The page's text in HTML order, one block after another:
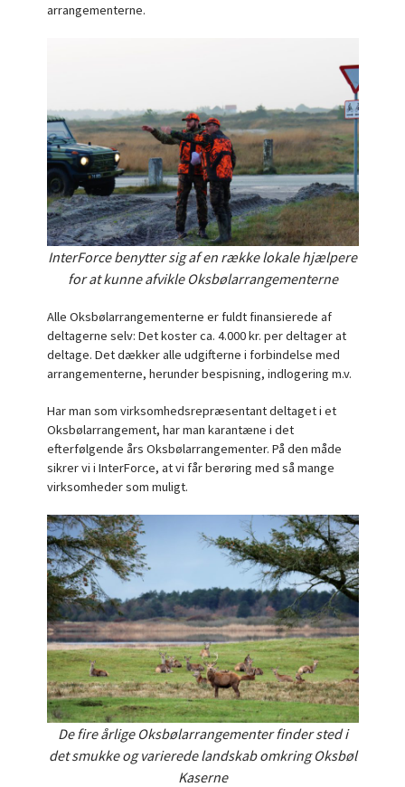
arrangementerne.
InterForce benytter sig af en række lokale hjælpere
for at kunne afvikle Oksbølarrangementerne
Alle Oksbølarrangementerne er fuldt finansierede af
deltagerne selv: Det koster ca. 4.000 kr. per deltager at
deltage. Det dækker alle udgifterne i forbindelse med
arrangementerne, herunder bespisning, indlogering m.v.
Har man som virksomhedsrepræsentant deltaget i et
Oksbølarrangement, har man karantæne i det
efterfølgende års Oksbølarrangementer. På den måde
sikrer vi i InterForce, at vi får berøring med så mange
virksomheder som muligt.
De fire årlige Oksbølarrangementer finder sted i
det smukke og varierede landskab omkring Oksbøl
Kaserne